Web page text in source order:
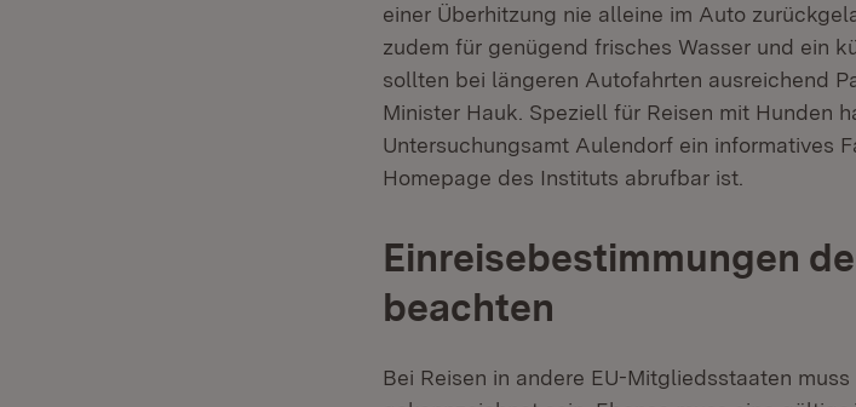
einer Überhitzung nie alleine im Auto
zudem für genügend frisches Wasser und ein
sollten bei längeren Autofahrten ausreichend
Minister Hauk. Speziell für Reisen mit Hunden
Untersuchungsamt Aulendorf ein informatives
Homepage des Instituts abrufbar ist.
Einreisebestimmungen
beachten
Bei Reisen in andere EU-Mitgliedsstaaten